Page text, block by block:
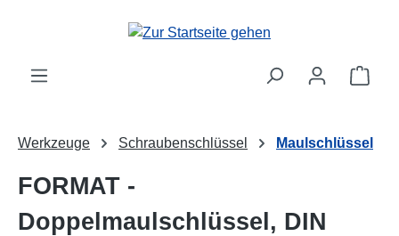
Zum Hauptinhalt springen
Werkzeuge Schraubenschlüssel Maulschlüssel
FORMAT -
Doppelmaulschlüssel, DIN